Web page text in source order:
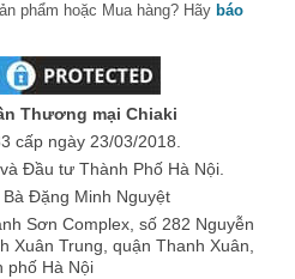
phẩm hoặc Mua hàng? Hãy báo
Thương mại Chiaki
cấp ngày 23/03/2018.
Đầu tư Thành Phố Hà Nội.
Đặng Minh Nguyệt
Sơn Complex, số 282 Nguyễn
Xuân Trung, quận Thanh Xuân,
phố Hà Nội